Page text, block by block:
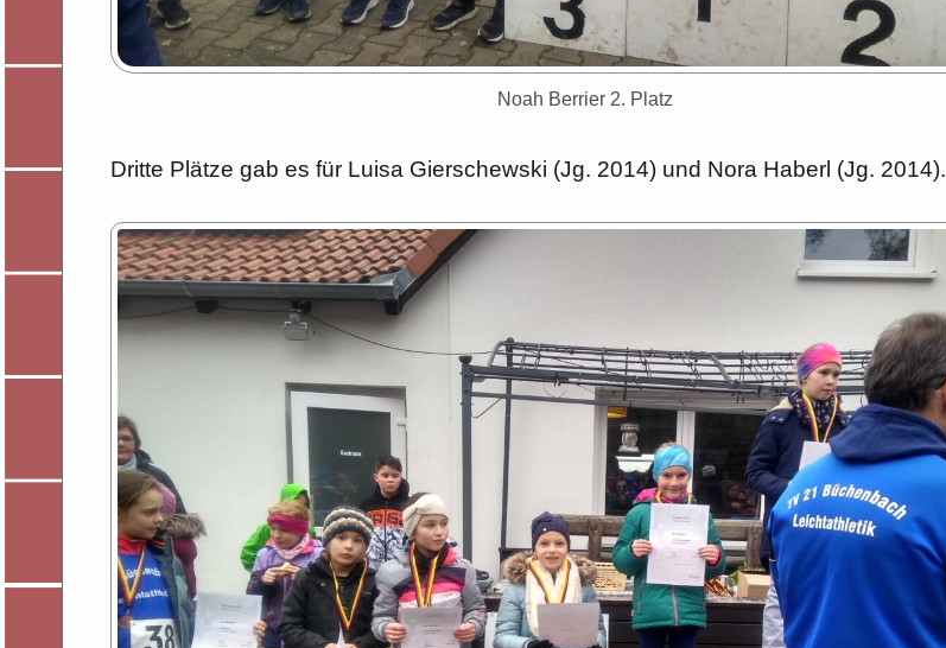
Noah Berrier 2. Platz
Dritte Plätze gab es für Luisa Gierschewski (Jg. 2014) und Nora Haberl (Jg. 2014).